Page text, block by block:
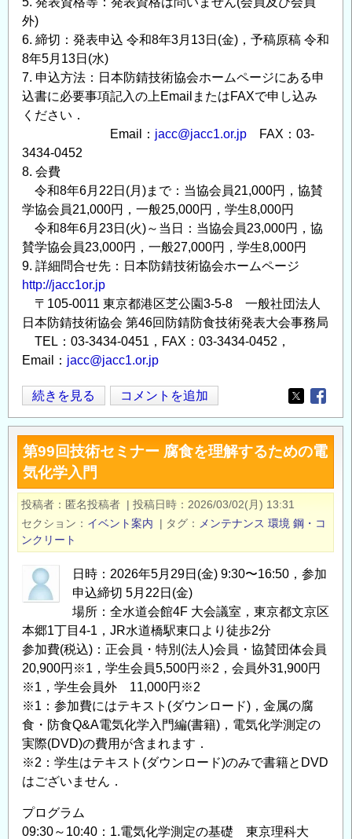
外)
6. 締切：発表申込 令和8年3月13日(金)，予稿原稿 令和
8年5月13日(水)
7. 申込方法：日本防錆技術協会ホームページにある申
込書に必要事項記入の上EmailまたはFAXで申し込み
ください．
Email： jacc@jacc1.or.jp FAX：03-
3434-0452
8. 会費
令和8年6月22日(月)まで：当協会員21,000円，協賛
学協会員21,000円，一般25,000円，学生8,000円
令和8年6月23日(火)～当日：当協会員23,000円，協
賛学協会員23,000円，一般27,000円，学生8,000円
9. 詳細問合せ先：日本防錆技術協会ホームページ
http://jacc1or.jp
〒105-0011 東京都港区芝公園3-5-8 一般社団法人
日本防錆技術協会 第46回防錆防食技術発表大会事務局
TEL：03-3434-0451，FAX：03-3434-0452，
Email： jacc@jacc1.or.jp
第
46
回
防
錆
防
食
技
術
発
表
会
の
続きを見る コメントを追加
Opens in
第99回技術セミナー 腐食を理解するための電
気化学入門
投稿者 匿名投稿者 | 投稿日時
2026/03/02(月) 13:31
セクション
イベント案内 | タグ メンテナンス 環境 鋼・コ
ンクリート
日時：2026年5月29日(金) 9:30〜16:50，参加
申込締切 5月22日(金)
場所：全水道会館4F 大会議室，東京都文京区
本郷1丁目4-1，JR水道橋駅東口より徒歩2分
参加費(税込)：正会員・特別(法人)会員・協賛団体会員
20,900円※1，学生会員5,500円※2，会員外31,900円
※1，学生会員外 11,000円※2
※1：参加費にはテキスト(ダウンロード)，金属の腐
食・防食Q&A電気化学入門編(書籍)，電気化学測定の
実際(DVD)の費用が含まれます．
※2：学生はテキスト(ダウンロード)のみで書籍とDVD
はございません．
プログラム
09:30～10:40：1.電気化学測定の基礎 東京理科大